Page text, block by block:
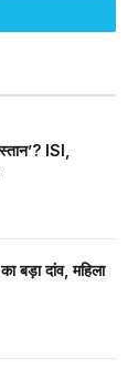
ISI,
बड़ा दांव, महिला